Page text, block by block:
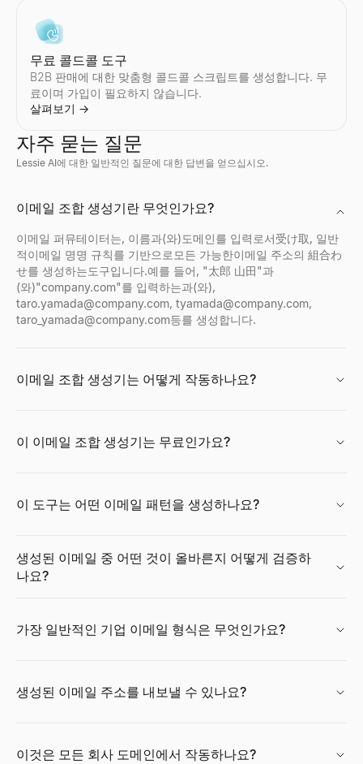
무료 콜드콜 도구
B2B 판매에 대한 맞춤형 콜드콜 스크립트를 생성합니다. 무
료이며 가입이 필요하지 않습니다.
살펴보기 →
기업 프로필를 즉시 검색.회사 이름에서업계, 직원 수, 위치, 연
기업 위치 검색
기업의 위치를 즉시 검색.본사, 지사의 주소를 포함하는기업의 위
구매 모드의 최근 자금 조달 B2B 기업을 추적하세요. 자금 조달
모든 신호를 붙여넣고 의도, 연락할 사람, 시작 문구를 디코딩하세
살펴보기
살펴보기→
지금 채용 중인 회사를 확인하세요 — 스타트업, 원격 팀, 기술 분
무료 이력서 채점기
무료 ATS 검사기로 이력서를 즉시 채점하세요. 키워드, 서식,
AI 기반 무료 이력서 빌더. 스마트 제안, 전문 템플릿, 즉시 PDF
몇 초 만에 전문적인 이력서 요약을 생성하세요. 이력서를 업로
살펴보기
살펴보기→
공개 사용자 ID로 Discord 아바타, 배너, 사용자 이름, 배지를 깔
Facebook 프로필 뷰어
페이스북 이름, 사용자 이름 또는 프로필 URL을 입력하여 공개
무료의 AI헤드샷 생성기에서 프로페셔널프로필 사진를 작성.6의
CPM（노출단가）를 즉시 계산.광고 비용, 노출수를 입력하는만
살펴보기
살펴보기→
자주 묻는 질문
Lessie AI에 대한 일반적인 질문에 대한 답변을 얻으십시오.
이메일 조합 생성기란 무엇인가요?
이메일 퍼뮤테이터는, 이름과(와)도메인를 입력로서受け取, 일반
적이메일 명명 규칙를 기반으로모든 가능한이메일 주소의 組合わ
せ를 생성하는도구입니다.예를 들어, "太郎 山田"과
(와)"company.com"를 입력하는과(와),
taro.yamada@company.com, tyamada@company.com,
taro_yamada@company.com등를 생성합니다.
이메일 조합 생성기는 어떻게 작동하나요?
이 이메일 조합 생성기는 무료인가요?
이 도구는 어떤 이메일 패턴을 생성하나요?
생성된 이메일 중 어떤 것이 올바른지 어떻게 검증하
나요?
가장 일반적인 기업 이메일 형식은 무엇인가요?
생성된 이메일 주소를 내보낼 수 있나요?
이것은 모든 회사 도메인에서 작동하나요?